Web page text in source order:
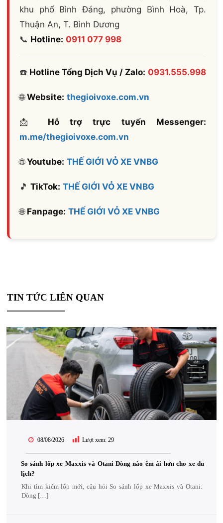
khu phố Bình Đáng, phường Bình Hoà, Tp.
Thuận An, T. Bình Dương
📞 Hotline: 0911 077 998
☎️ Hotline Tổng Dịch Vụ / Zalo: 0931.555.998
🌐Website: thegioivoxe.com.vn
📩 Hỗ trợ trực tuyến Messenger:
m.me/thegioivoxe.com.vn
🌐Youtube: THẾ GIỚI VỎ XE VNBG
🎵 TikTok: THẾ GIỚI VỎ XE VNBG
🌐 Fanpage: THẾ GIỚI VỎ XE VNBG
TIN TỨC LIÊN QUAN
08/08/2026 Lượt xem: 29
So sánh lốp xe Maxxis và Otani Dòng nào êm ái hơn cho xe du
lịch?
Khi tìm kiếm lốp mới, câu hỏi So sánh lốp xe Maxxis và Otani:
Dòng […]